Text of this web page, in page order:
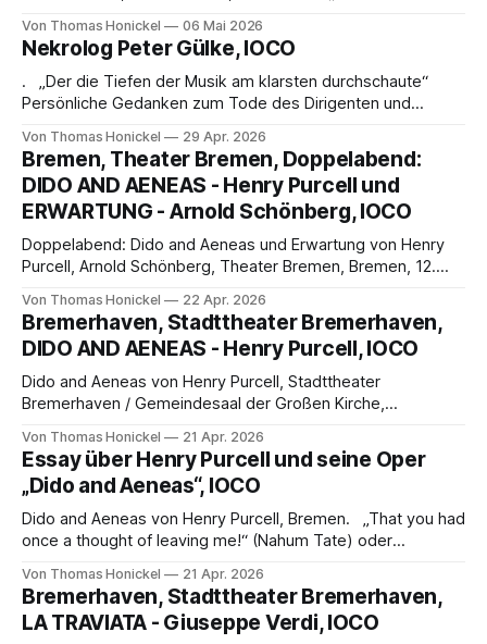
Wolfgang Korngolds „Die tote Stadt“ am Stadttheater
Bremerhaven Wir besuchten die Premiere am 2. Mai 2026.
Bericht von Thomas Honickel Prolog Nach einer
erzwungenen, ideologisch-
Von Thomas Honickel 06 Mai 2026
Nekrolog Peter Gülke, IOCO
. „Der die Tiefen der Musik am klarsten durchschaute“
Persönliche Gedanken zum Tode des Dirigenten und
Thomas Honickel Prof. Dr. mult. Peter Gülke, der Kopf der
musikalisch-reflektierten Intelligenzia unserer Zeit, ist
verstorben. Der Titel dieses Essays ist die Abwandlung des
Untertitels zu
Von Thomas Honickel 29 Apr. 2026
Bremen, Theater Bremen, Doppelabend:
DIDO AND AENEAS - Henry Purcell und
ERWARTUNG - Arnold Schönberg, IOCO
Doppelabend: Dido and Aeneas und Erwartung von Henry
Purcell, Arnold Schönberg, Theater Bremen, Bremen, 12.
Doppelabend „Dido and Aeneas“ von Henry Purcell und
„Erwartung“ von Arnold Schönberg Wir besuchten die
zweite Vorstellung am 12. April 2025 von Thomas Honickel
Zum Werk
Von Thomas Honickel 22 Apr. 2026
Bremerhaven, Stadttheater Bremerhaven,
DIDO AND AENEAS - Henry Purcell, IOCO
Dido and Aeneas von Henry Purcell, Stadttheater
Bremerhaven / Gemeindesaal der Großen Kirche,
Purcells Oper „Dido and Aeneas – A Love story?“ als
Jugendprojekt am Stadttheater Bremerhaven Wir
besuchten die vierte Vorstellung im Gemeindesaal der
Großen Kirche zu Bremerhaven am 11. April
Von Thomas Honickel 21 Apr. 2026
Essay über Henry Purcell und seine Oper
„Dido and Aeneas“, IOCO
Dido and Aeneas von Henry Purcell, Bremen. „That you had
once a thought of leaving me!“ (Nahum Tate) oder
Hast du wirklich gehofft, Verräter, ein so großes Verbrechen
verbergen zu können? (Vergil/Anaeis IV/305) Gedanken
zum epochalen Opernerstling „Dido and Aeneas“ von
Von Thomas Honickel 21 Apr. 2026
Bremerhaven, Stadttheater Bremerhaven,
LA TRAVIATA - Giuseppe Verdi, IOCO